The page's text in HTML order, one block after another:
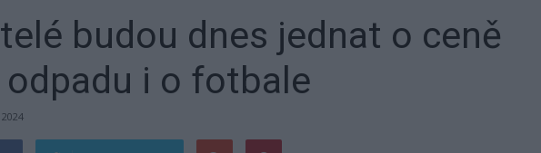
budou dnes jednat o ceně
odpadu i o fotbale